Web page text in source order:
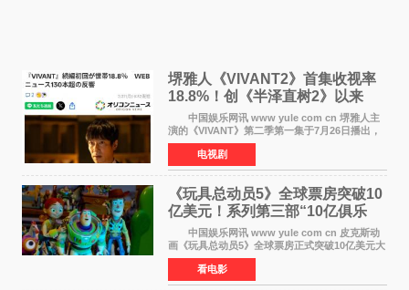
堺雅人《VIVANT2》首集收视率
18.8%！创《半泽直树2》以来
TBS周日剧场最高开局
中国娱乐网讯 www yule com cn 堺雅人主
演的《VIVANT》第二季第一集于7月26日播出，
首集收视率高达18 8%，成为自2020年《半泽直
树2》首集22%以来，TBS周日剧场最高开播收视
纪录。 考虑到
电视剧
《玩具总动员5》全球票房突破10
亿美元！系列第三部“10亿俱乐
部”达成
中国娱乐网讯 www yule com cn 皮克斯动
画《玩具总动员5》全球票房正式突破10亿美元大
关。截至上周末，该片全球累计票房已达10 22亿
美元，其中北美市场贡献4 48亿美元，中国内地
票房达2 82
看电影